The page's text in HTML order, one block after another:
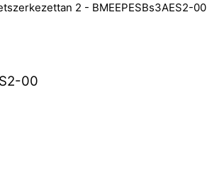
2 - BMEEPESBs3AES2-00​
00​